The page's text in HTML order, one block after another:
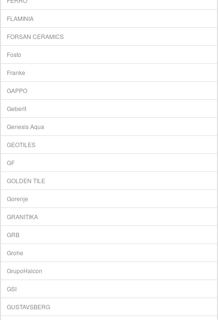
FLAMINIA
FORSAN CERAMICS
Fosto
Franke
GAPPO
Geberit
Genesis Aqua
GEOTILES
GF
GOLDEN TILE
Gorenje
GRANITIKA
GRB
Grohe
GrupoHalcon
GSI
GUSTAVSBERG